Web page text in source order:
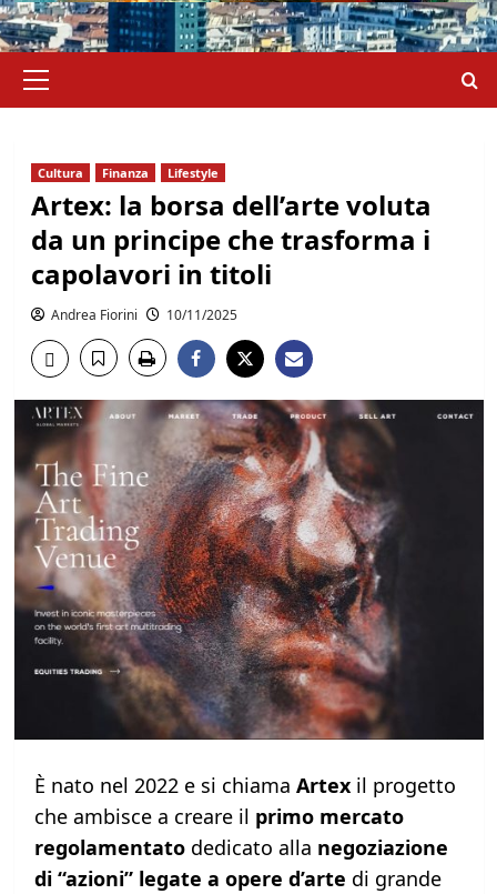
principale
Cultura Finanza Lifestyle
Artex: la borsa dell’arte voluta
da un principe che trasforma i
capolavori in titoli
Andrea Fiorini 10/11/2025
È nato nel 2022 e si chiama Artexil progetto
che ambisce a creare il primo mercato
regolamentatodedicato alla negoziazione
di “azioni” legate a opere d’arte di grande